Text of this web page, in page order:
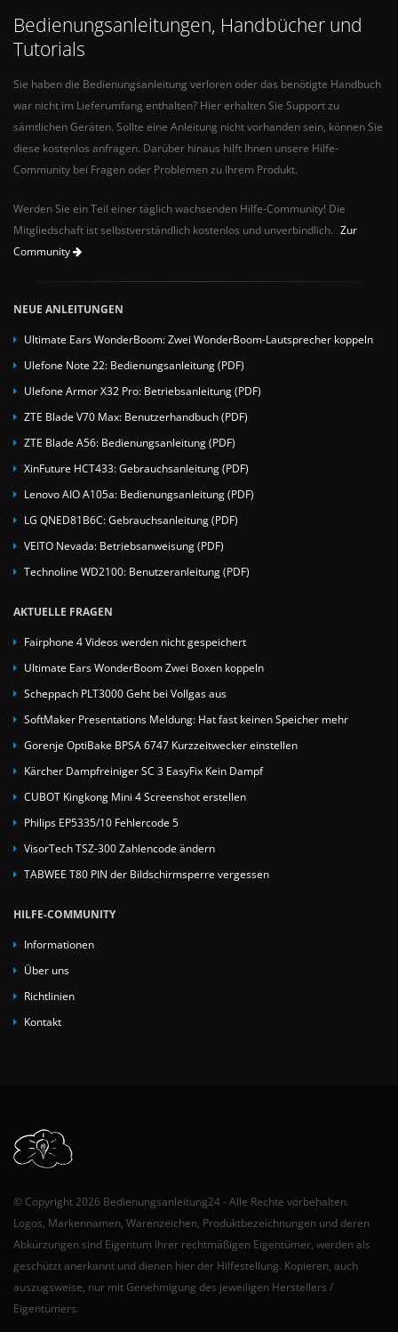
Bedienungsanleitungen, Handbücher und
Tutorials
Sie haben die Bedienungsanleitung verloren oder das benötigte Handbuch
war nicht im Lieferumfang enthalten? Hier erhalten Sie Support zu
sämtlichen Geräten. Sollte eine Anleitung nicht vorhanden sein, können Sie
diese kostenlos anfragen. Darüber hinaus hilft Ihnen unsere Hilfe-
Community bei Fragen oder Problemen zu Ihrem Produkt.
Werden Sie ein Teil einer täglich wachsenden Hilfe-Community! Die
Mitgliedschaft ist selbstverständlich kostenlos und unverbindlich. Zur
Community
NEUE ANLEITUNGEN
Ultimate Ears WonderBoom: Zwei WonderBoom-Lautsprecher koppeln
Ulefone Note 22: Bedienungsanleitung (PDF)
Ulefone Armor X32 Pro: Betriebsanleitung (PDF)
ZTE Blade V70 Max: Benutzerhandbuch (PDF)
ZTE Blade A56: Bedienungsanleitung (PDF)
XinFuture HCT433: Gebrauchsanleitung (PDF)
Lenovo AIO A105a: Bedienungsanleitung (PDF)
LG QNED81B6C: Gebrauchsanleitung (PDF)
VEITO Nevada: Betriebsanweisung (PDF)
Technoline WD2100: Benutzeranleitung (PDF)
AKTUELLE FRAGEN
Fairphone 4 Videos werden nicht gespeichert
Ultimate Ears WonderBoom Zwei Boxen koppeln
Scheppach PLT3000 Geht bei Vollgas aus
SoftMaker Presentations Meldung: Hat fast keinen Speicher mehr
Gorenje OptiBake BPSA 6747 Kurzzeitwecker einstellen
Kärcher Dampfreiniger SC 3 EasyFix Kein Dampf
CUBOT Kingkong Mini 4 Screenshot erstellen
Philips EP5335/10 Fehlercode 5
VisorTech TSZ-300 Zahlencode ändern
TABWEE T80 PIN der Bildschirmsperre vergessen
HILFE-COMMUNITY
Informationen
Über uns
Richtlinien
Kontakt
© Copyright 2026 Bedienungsanleitung24 - Alle Rechte vorbehalten.
Logos, Markennamen, Warenzeichen, Produktbezeichnungen und deren
Abkürzungen sind Eigentum Ihrer rechtmäßigen Eigentümer, werden als
geschützt anerkannt und dienen hier der Hilfestellung. Kopieren, auch
auszugsweise, nur mit Genehmigung des jeweiligen Herstellers /
Eigentümers.